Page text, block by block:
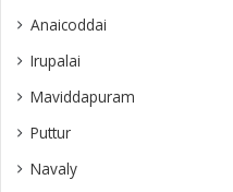
Anaicoddai
Irupalai
Maviddapuram
Puttur
Navaly